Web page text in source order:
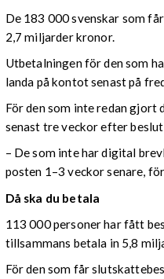
De 183 000 svenskar som
2,7 miljarder kronor.
Utbetalningen för den som
landa på kontot senast på
För den som inte redan gjort
senast tre veckor efter
– De som inte har digital
posten 1–3 veckor senare,
Då ska du betala
113 000 personer har fått
tillsammans betala in 5,8
För den som får